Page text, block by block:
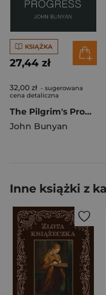
KSIĄŻKA
27,44 zł
32,00 zł - sugerowana
cena detaliczna
The Pilgrim's Progress. Classics of World Literature wer. angielska
John Bunyan
Inne książki z